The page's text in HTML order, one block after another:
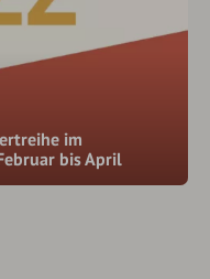
im
bis April